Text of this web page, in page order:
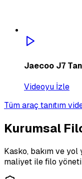
Jaecoo J7
Videoyu İzle
Tüm araç tanıtım
Kurumsal
Kasko, bakım ve yol
maliyet ile filo